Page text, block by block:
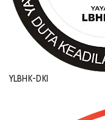
YLBHK-DKI